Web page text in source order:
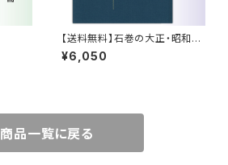
【送料無料】石巻の大正・昭和・
平成 ～ふる里と歩んだ石巻日
日新聞の100年～
¥6,050
商品一覧に戻る